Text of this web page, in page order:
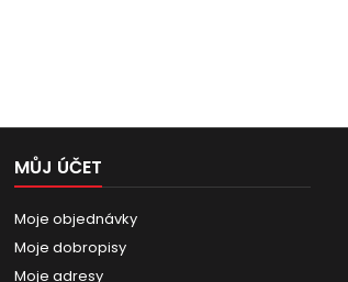
MŮJ ÚČET
Moje objednávky
Moje dobropisy
Moje adresy